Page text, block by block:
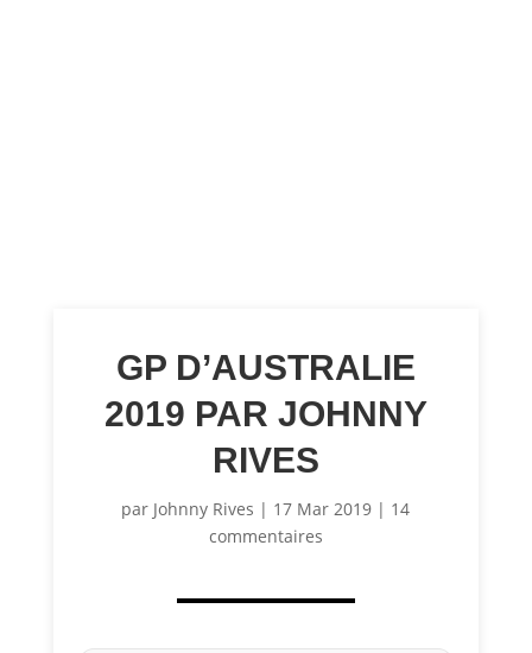
GP D’AUSTRALIE
2019 PAR JOHNNY
RIVES
par Johnny Rives | 17 Mar 2019 | 14
commentaires